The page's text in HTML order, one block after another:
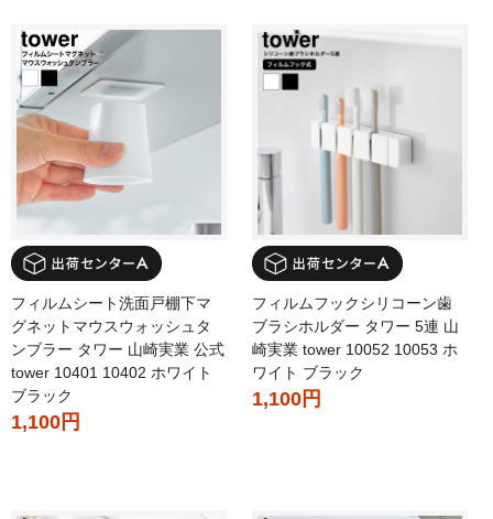
フィルムシート洗面戸棚下マ
グネットマウスウォッシュタ
ンブラー タワー 山崎実業 公式
tower 10401 10402 ホワイト
ブラック
1,100円
フィルムフックシリコーン歯
ブラシホルダー タワー 5連 山
崎実業 tower 10052 10053 ホ
ワイト ブラック
1,100円